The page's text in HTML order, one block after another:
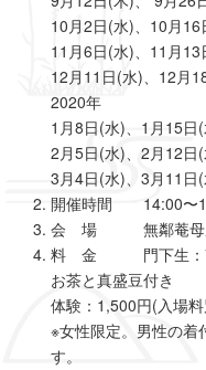
10月2日(水)、10月16
11月6日(水)、11月13
12月11日(水)、12月
2020年
1月8日(水)、1月15日
2月5日(水)、2月12日
3月4日(水)、3月11日
開催時間 14:00〜
会 場 無鄰菴母
料 金 門下生：
お茶と真盛豆付き
体験：1,500円(入場
※女性限定。男性の着
す。